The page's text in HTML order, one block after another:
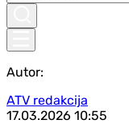
Autor:
ATV redakcija
17.03.2026 10:55